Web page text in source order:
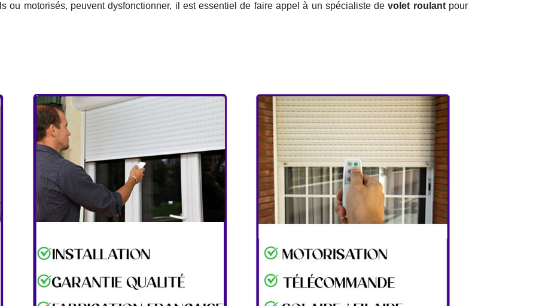
ou motorisés, peuvent dysfonctionner, il est essentiel de faire appel à un spécialiste devolet roulantpour